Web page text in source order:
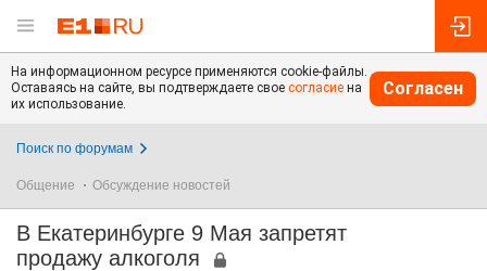
На информационном ресурсе применяются cookie-файлы.
Оставаясь на сайте, вы подтверждаете свое согласие на
их использование.
Согласен
Поиск по форумам
Общение Обсуждение новостей
В Екатеринбурге 9 Мая запретят
продажу алкоголя